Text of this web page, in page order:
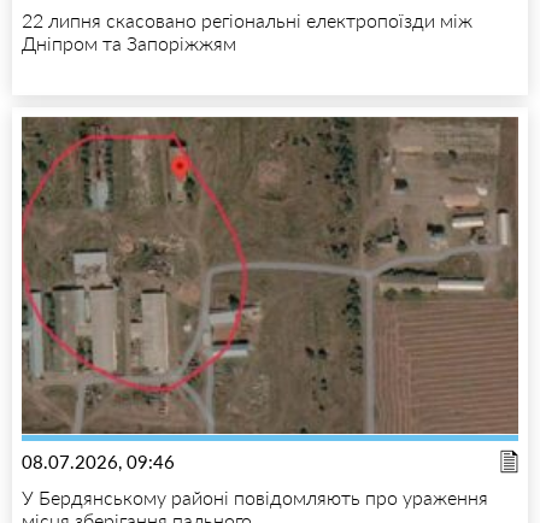
22 липня скасовано регіональні електропоїзди між
Дніпром та Запоріжжям
08.07.2026, 09:46
У Бердянському районі повідомляють про ураження